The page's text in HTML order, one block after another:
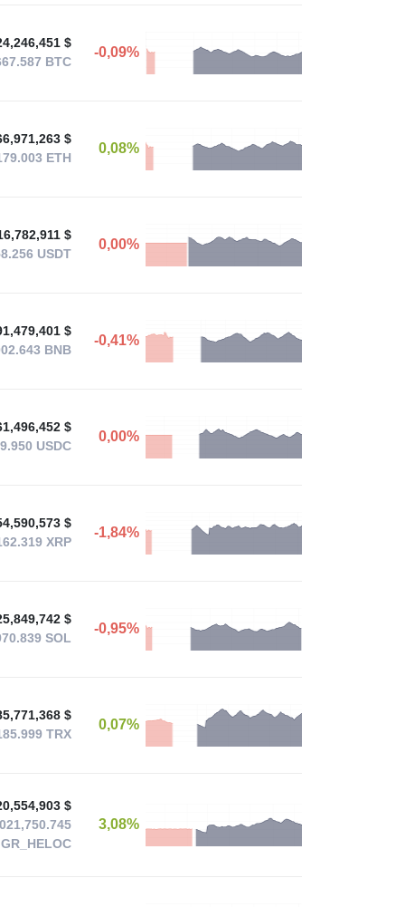
$
BTC
-0,09%
$
ETH
0,08%
$
USDT
0,00%
$
BNB
-0,41%
$
USDC
0,00%
$
XRP
-1,84%
$
SOL
-0,95%
$
TRX
0,07%
$
3,08%